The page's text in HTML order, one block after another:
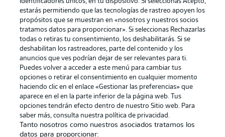
Publicidad Aviso legal
Gestionar las preferencias
Canales Trabajos
Jugadores Condiciones de uso
estarás permitiendo que las tecnologías de rastreo apoyen los
propósitos que se muestran en «nosotros y nuestros socios
tratamos datos para proporcionar». Si seleccionas Rechazarlas
todas o retiras tu consentimiento, los deshabilitarás. Si se
deshabilitan los rastreadores, parte del contenido y los
anuncios que ves podrían dejar de ser relevantes para ti.
Puedes volver a acceder a este menú para cambiar tus
opciones o retirar el consentimiento en cualquier momento
haciendo clic en el enlace «Gestionar las preferencias» que
aparece en el en la parte inferior de la página web. Tus
opciones tendrán efecto dentro de nuestro Sitio web. Para
saber más, consulta nuestra política de privacidad.
Tanto nosotros como nuestros asociados tratamos los
datos para proporcionar: